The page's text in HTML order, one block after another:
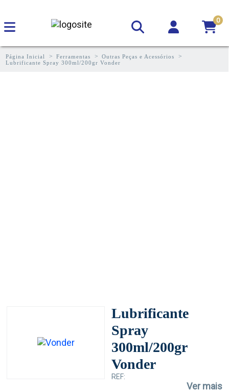
0
Página Inicial Ferramentas
Outras Peças e Acessórios
Lubrificante Spray 300ml/200gr Vonder
Lubrificante
Spray
300ml/200gr
Vonder
REF:
Ver mais